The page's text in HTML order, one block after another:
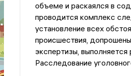
объеме и раскаялся в
проводится комплекс
установление всех
происшествия,
экспертизы,
Расследование